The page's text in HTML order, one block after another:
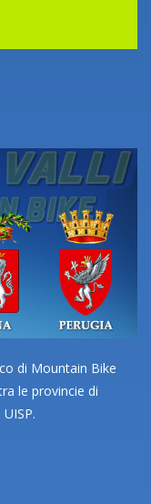
di Mountain Bike
le provincie di